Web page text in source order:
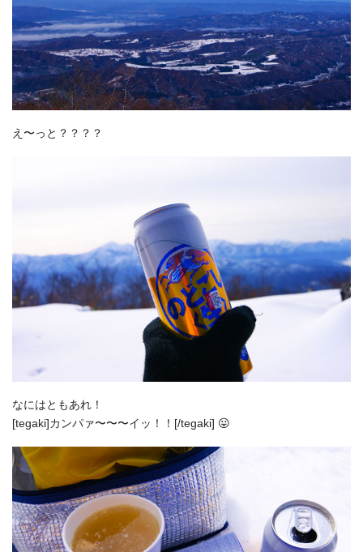
え〜っと？？？？
なにはともあれ！
[tegaki]カンパァ〜〜〜イッ！！[/tegaki] 😛